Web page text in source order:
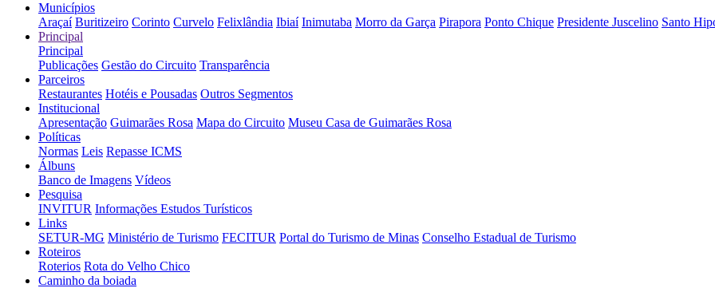
Municípios
Araçaí Buritizeiro Corinto Curvelo Felixlândia Ibiaí Inimutaba Morro da Garça Pirapora Ponto Chique Presidente Juscelino Santo
Principal
Principal
Publicações Gestão do Circuito Transparência
Parceiros
Restaurantes Hotéis e Pousadas Outros Segmentos
Institucional
Apresentação Guimarães Rosa Mapa do Circuito Museu Casa de Guimarães Rosa
Políticas
Normas Leis Repasse ICMS
Álbuns
Banco de Imagens Vídeos
Pesquisa
INVITUR Informações Estudos Turísticos
Links
SETUR-MG Ministério de Turismo FECITUR Portal do Turismo de Minas Conselho Estadual de Turismo
Roteiros
Roterios Rota do Velho Chico
Caminho da boiada